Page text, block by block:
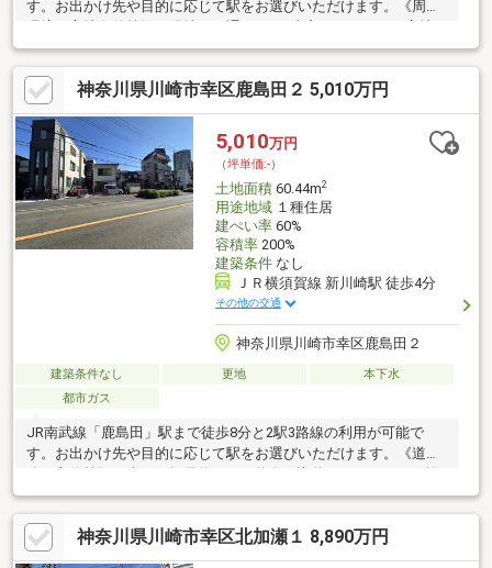
す。お出かけ先や目的に応じて駅をお選びいただけます。《周辺
現地周辺は閑静な住宅地が広がっています。・土地面積約
60.75m2の整形地です。《建築用途・有効活用》・建築条件付き
売地ではないため、お好きなハウスメーカー・工務店での建築が
可能です。間取り、設備、外観、全て自分好みのスタイルで一か
らご検討いただくことが可能です。
神奈川県川崎市幸区鹿島田２ 5,010万円
5,010万円
（坪単価:-）
土地面積60.44m2
用途地域１種住居
建ぺい率60%
容積率200%
建築条件なし
ＪＲ横須賀線 新川崎駅 徒歩4分
その他の交通
神奈川県川崎市幸区鹿島田２
建築条件なし 更地
本下水
都市ガス
JR南武線「鹿島田」駅まで徒歩8分と2駅3路線の利用が可能で
す。お出かけ先や目的に応じて駅をお選びいただけます。《道
面道路にはガードレール付の歩道が整備されています。《建築用
途・有効活用》・建築条件付き売地ではないため、お好きなハウ
スメーカー・工務店での建築が可能です。間取り、設備、外観、
全て自分好みのスタイルで一からご検討いただくことが可能で
神奈川県川崎市幸区北加瀬１ 8,890万円